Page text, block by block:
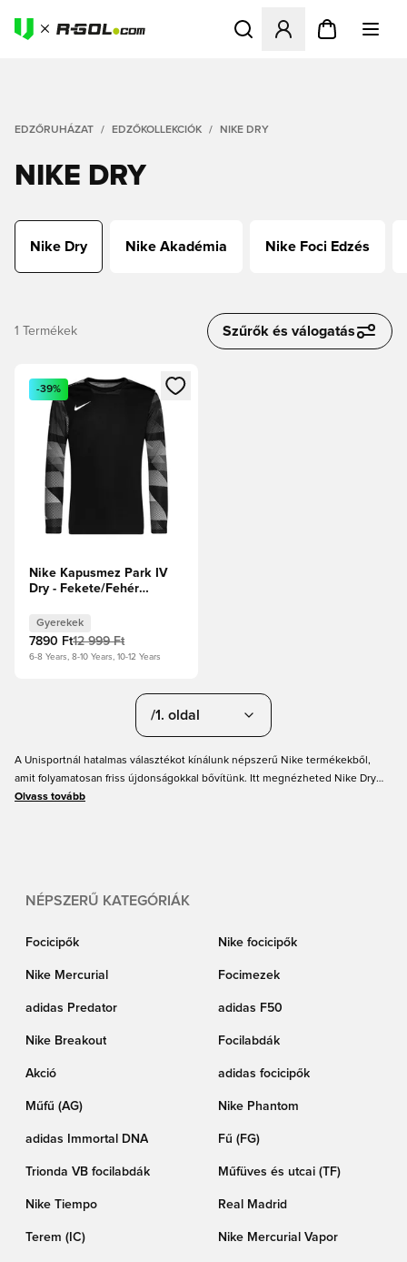
Megnyit egy modált a
EDZŐRUHÁZAT EDZŐKOLLEKCIÓK NIKE DRY
NIKE DRY
Nike Dry Nike Akadémia Nike Foci Edzés
1 Termékek Szűrők és válogatás
Megnyit egy modált a bejelentkezéshez vagy a tagként
-39%
Nike Kapusmez Park IV
Dry - Fekete/Fehér
Gyerekek
7890 Ft12 999 Ft
6-8 Years, 8-10 Years, 10-12 Years
/1. oldal
A Unisportnál hatalmas választékot kínálunk népszerű Nike termékekből,
amit folyamatosan friss újdonságokkal bővítünk. Itt megnézheted Nike Dry
termékeinket, beleértve az edzőruházatot és egyéb kiegészítőket.
Olvass tovább
NÉPSZERŰ KATEGÓRIÁK
Focicipők Nike focicipők
Nike Mercurial Focimezek
adidas Predator adidas F50
Nike Breakout Focilabdák
Akció adidas focicipők
Műfű (AG) Nike Phantom
adidas Immortal DNA Fű (FG)
Trionda VB focilabdák Műfüves és utcai (TF)
Nike Tiempo Real Madrid
Terem (IC) Nike Mercurial Vapor